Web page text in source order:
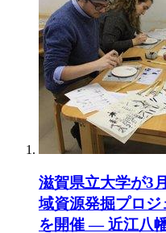
滋賀県立大学が3
域資源発掘プロ
を開催 — 近江八